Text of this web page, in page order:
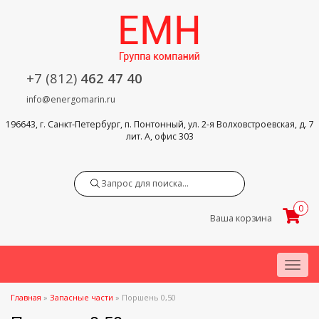
+7 (812) 462 47 40
info@energomarin.ru
196643, г. Санкт-Петербург, п. Понтонный, ул. 2-я Волховстроевская, д. 7
лит. А, офис 303
Ваша корзина
0
Menu
Главная » Запасные части » Поршень 0,50